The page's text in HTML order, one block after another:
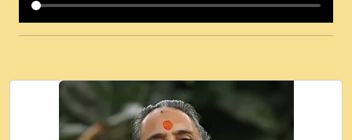
कई पकड क मर हथ र मह वदवन पहच दय! मह जन
Ki - Krishna Bhajan - New Bhajan 2020
#Ishwar Bhakti.mp3
जब से गीता ज्ञान पाया मैं बड़ी मस्ती में हूँ । 2018 -